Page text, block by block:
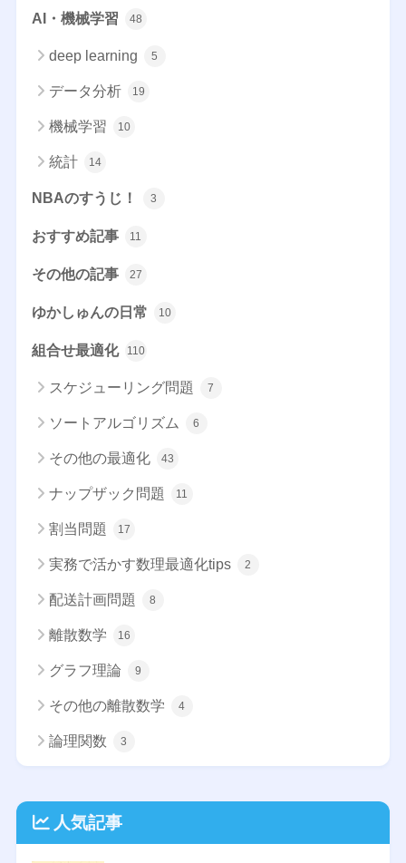
AI・機械学習 48
deep learning 5
データ分析 19
機械学習 10
統計 14
NBAのすうじ！ 3
おすすめ記事 11
その他の記事 27
ゆかしゅんの日常 10
組合せ最適化 110
スケジューリング問題 7
ソートアルゴリズム 6
その他の最適化 43
ナップザック問題 11
割当問題 17
実務で活かす数理最適化tips 2
配送計画問題 8
離散数学 16
グラフ理論 9
その他の離散数学 4
論理関数 3
人気記事